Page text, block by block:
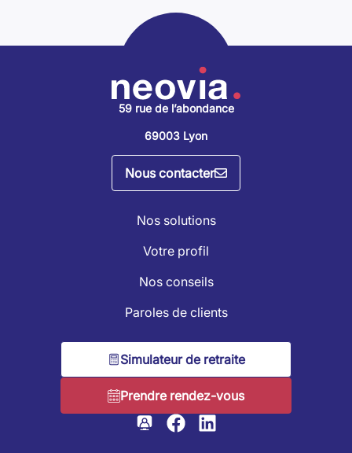
59 rue de l’abondance
69003 Lyon
Nous contacter
Nos solutions
Votre profil
Nos conseils
Paroles de clients
Simulateur de retraite
Prendre rendez-vous